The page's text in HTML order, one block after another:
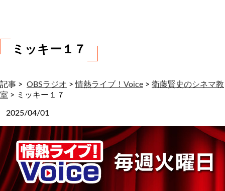
ミッキー１７
記事 > OBSラジオ >情熱ライブ！Voice > 衛藤賢史のシネマ教
室 > ミッキー１７
2025/04/01